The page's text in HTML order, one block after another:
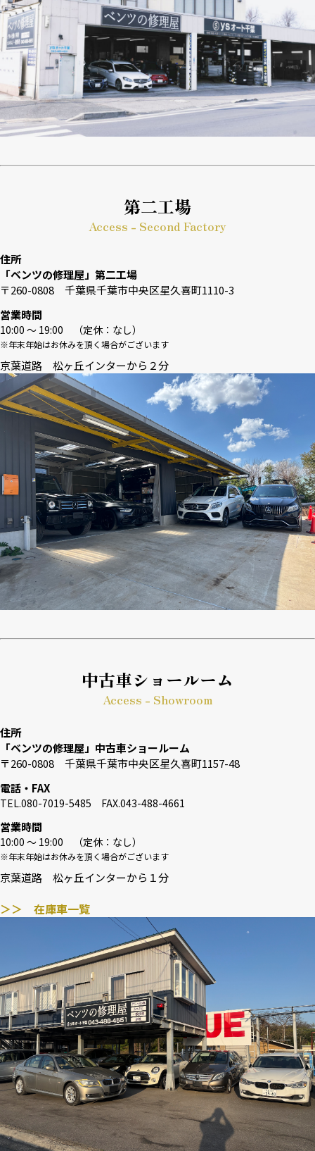
第二工場
Access - Second Factory
住所
「ベンツの修理屋」第二工場
〒260-0808 千葉県千葉市中央区星久喜町1110-3
営業時間
10:00 〜 19:00 （定休：なし）
※年末年始はお休みを頂く場合がございます
京葉道路 松ヶ丘インターから２分
中古車ショールーム
Access - Showroom
住所
「ベンツの修理屋」中古車ショールーム
〒260-0808 千葉県千葉市中央区星久喜町1157-48
電話・FAX
TEL.080-7019-5485 FAX.043-488-4661
営業時間
10:00 〜 19:00 （定休：なし）
※年末年始はお休みを頂く場合がございます
京葉道路 松ヶ丘インターから１分
＞＞ 在庫車一覧